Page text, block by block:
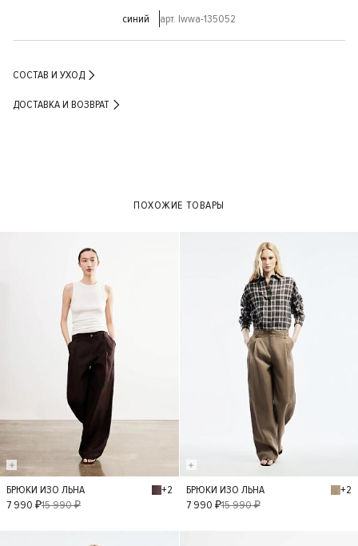
синий арт. lwwa-135052
СОСТАВ И УХОД
ДОСТАВКА И ВОЗВРАТ
ПОХОЖИЕ ТОВАРЫ
XS S
БРЮКИ ИЗО ЛЬНА
+2
7 990 ₽15 990 ₽ XS S
БРЮКИ ИЗО ЛЬНА
+2
7 990 ₽15 990 ₽